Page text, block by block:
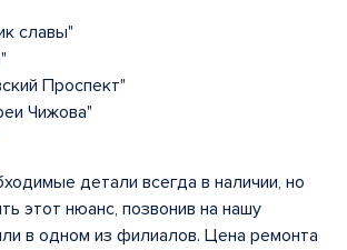
славы"
Проспект"
Чижова"
детали всегда в наличии, но
этот нюанс, позвонив на нашу
в одном из филиалов. Цена ремонта